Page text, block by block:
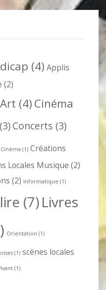
(4) Applis
(2)
Art (4) Cinéma
(3)Concerts (3)
(1) Créations
Locales Musique (2)
(2) Informatique (1)
lire (7)Livres
Orientation (1)
(1) scènes locales
(1)